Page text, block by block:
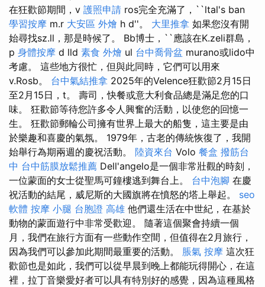
在狂歡節期間，v 護照申請 ros完全充滿了，``ltal's ban
學習按摩 m.r 大安區 外燴 h d''。 大里推拿 如果您沒有開
始尋找sz.ll，那是時候了。 Bb博士，``應該在K.zeli群島，
p 身體按摩 d lld 素食 外燴 ul 台中喬骨盆 murano或lido中
考慮。 這些地方很忙，但與此同時，它們可以用來
v.Rosb。 台中氣結推拿 2025年的Velence狂歡節2月15日
至2月15日，t。 壽司，快餐或意大利食品總是滿足您的口
味。 狂歡節等待您許多令人興奮的活動，以使您的回憶一
生。 狂歡節郵輪​​公司擁有世界上最大的船隻，這主要是由
於樂趣和喜慶的氣氛。 1979年，古老的傳統恢復了，我開
始舉行為期兩週的慶祝活動。 陸資來台 Volo 餐盒 撥筋台
中 台中筋膜放鬆推薦 Dell'angelo是一個非常壯觀的時刻，
一位蒙面的女士從聖馬可鐘樓逃到舞台上。 台中泡腳 在慶
祝活動的結尾，威尼斯的大國旗將在憤怒的塔上舉起。 seo
軟體 按摩 小腿 台胞證 高雄 他們還生活在中世紀，在基於
動物的蒙面遊行中非常受歡迎。 隨著這個聚會持續一個
月，我們在旅行方面有一些動作空間，但值得在2月旅行，
因為我們可以參加此期間最重要的活動。 脹氣 按摩 這次狂
歡節也是如此，我們可以從早晨到晚上都能玩得開心，在這
裡，拉丁音樂愛好者可以具有特別好的感覺，因為這種風格